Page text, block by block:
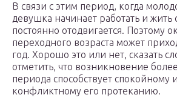
В связи с этим период, когда
девушка начинает работать и жить
постоянно отодвигается. Поэтому
переходного возраста может
год. Хорошо это или нет, сказать
отметить, что возникновение
периода способствует спокойному
конфликтному его протеканию.